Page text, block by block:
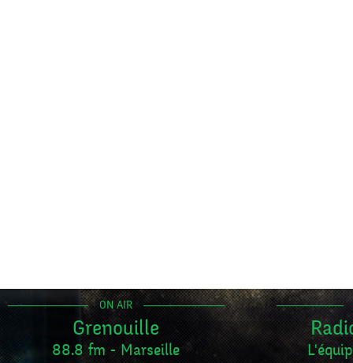
ON AIR
Grenouille
88.8 fm - Marseille